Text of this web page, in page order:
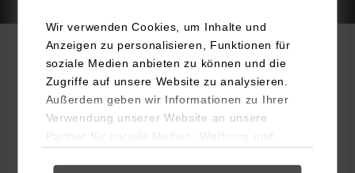
Wir verwenden Cookies, um Inhalte und
Anzeigen zu personalisieren, Funktionen für
soziale Medien anbieten zu können und die
Zugriffe auf unsere Website zu analysieren.
Außerdem geben wir Informationen zu Ihrer
Verwendung unserer Website an unsere
Partner für soziale Medien, Werbung und